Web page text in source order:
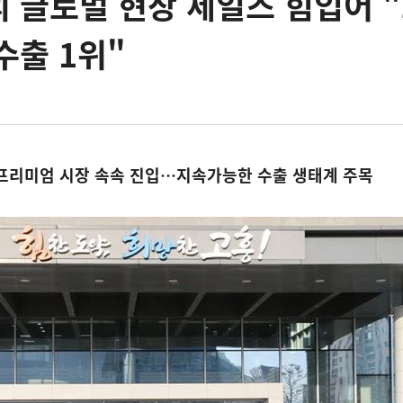
출 1위"
리미엄 시장 속속 진입…지속가능한 수출 생태계 주목